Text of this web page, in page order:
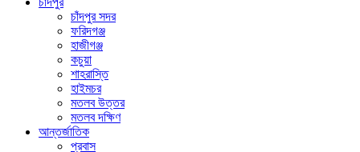
চাঁদপুর সদর
ফরিদগঞ্জ
হাজীগঞ্জ
কচুয়া
শাহরাস্তি
হাইমচর
মতলব উত্তর
মতলব দক্ষিণ
আন্তর্জাতিক
প্রবাস